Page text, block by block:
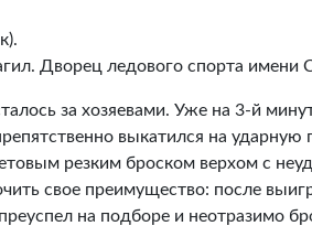
Дворец ледового спорта имени
за хозяевами. Уже на 3-й
выкатился на
резким броском верхом с
свое преимущество: после
на подборе и неотразимо